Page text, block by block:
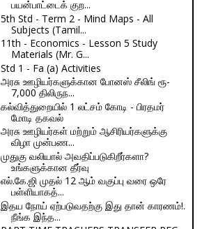
பயன்பாட்டைக் குற...
5th Std - Term 2 - Mind Maps - All
Subjects (Tamil...
11th - Economics - Lesson 5 Study
Materials (Mr. G...
Std 1 - Fa (a) Activities
அரசு ஊழியர்களுக்கான போனஸ் சீலிங் ரூ-
7,000 திலிருந...
கல்வித்துறையில் 1 லட்சம் கோடி - பிரதமர்
மோடி தகவல்
அரசு ஊழியர்கள் மற்றும் ஆசிரியர்களுக்கு
விழா முன்பண...
முதுகு வலியால் அவதிப்படுகிறீர்களா?
உங்களுக்கான தீர்வு
எல்.கே.ஜி முதல் 12 ஆம் வகுப்பு வரை ஒரே
பள்ளியாகத்...
இதய நோய் ஏற்படுவதற்கு இது தான் காரணம்!.
நீங்க இந்த...